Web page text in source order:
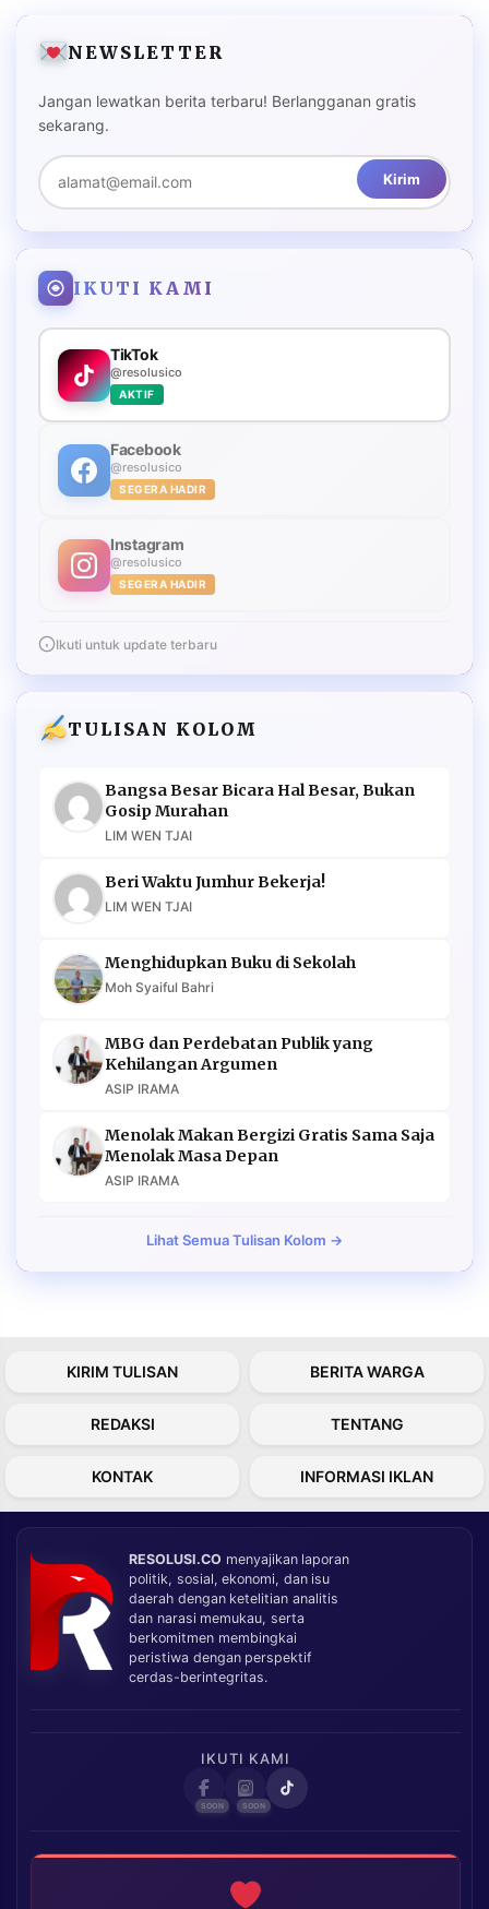
NEWSLETTER
Jangan lewatkan berita terbaru! Berlangganan gratis
sekarang.
Kirim
IKUTI KAMI
TikTok
@resolusico
AKTIF
Facebook
@resolusico
SEGERA HADIR
Instagram
@resolusico
SEGERA HADIR
Ikuti untuk update terbaru
TULISAN KOLOM
Bangsa Besar Bicara Hal Besar, Bukan
Gosip Murahan
LIM WEN TJAI
Beri Waktu Jumhur Bekerja!
LIM WEN TJAI
Menghidupkan Buku di Sekolah
Moh Syaiful Bahri
MBG dan Perdebatan Publik yang
Kehilangan Argumen
ASIP IRAMA
Menolak Makan Bergizi Gratis Sama Saja
Menolak Masa Depan
ASIP IRAMA
Lihat Semua Tulisan Kolom →
KIRIM TULISAN BERITA WARGA
REDAKSI TENTANG
KONTAK INFORMASI IKLAN
RESOLUSI.CO menyajikan laporan
politik, sosial, ekonomi, dan isu
daerah dengan ketelitian analitis
dan narasi memukau, serta
berkomitmen membingkai
peristiwa dengan perspektif
cerdas-berintegritas.
IKUTI KAMI